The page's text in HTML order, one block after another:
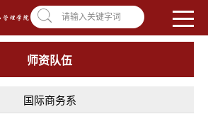
你圆梦! 学校首页| OA系统 违反师德举报信箱
请输入关键字词
师资队伍
国际商务系